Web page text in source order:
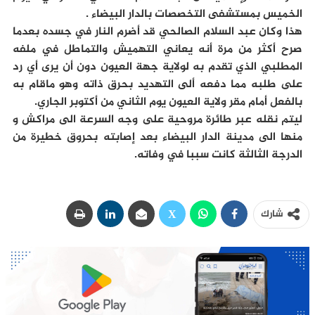
الخميس بمستشفى التخصصات بالدار البيضاء .
هذا وكان عبد السلام الصالحي قد أضرم النار في جسده بعدما
صرح أكثر من مرة أنه يعاني التهميش والتماطل في ملفه
المطلبي الذي تقدم به لولاية جهة العيون دون أن يرى أي رد
على طلبه مما دفعه ألى التهديد بحرق ذاته وهو ماقام به
بالفعل أمام مقر ولاية العيون يوم الثاني من أكتوبر الجاري.
ليتم نقله عبر طائرة مروحية على وجه السرعة الى مراكش و
منها الى مدينة الدار البيضاء بعد إصابته بحروق خطيرة من
الدرجة الثالثة كانت سببا في وفاته.
شارك